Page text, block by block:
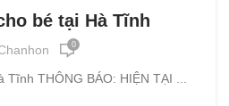
bé tại Hà Tĩnh
0
THÔNG BÁO: HIỆN TẠI ...